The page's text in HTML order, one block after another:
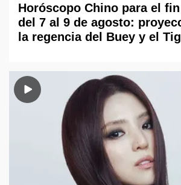
Horóscopo Chino para el
del 7 al 9 de agosto:
la regencia del Buey y el